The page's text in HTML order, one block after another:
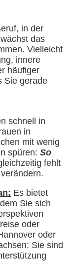
in der
das
Vielleicht
innere
häufiger
Sie gerade
schnell in
in
mit wenig
spüren: So
fehlt
Es bietet
Sie sich
oder
oder
Sie sind